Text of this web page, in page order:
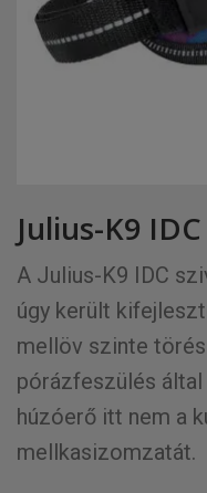
Julius-K9
A Julius-K9 IDC
úgy került
mellöv szinte
pórázfeszülés
húzóerő itt nem a
mellkasizomzatát.